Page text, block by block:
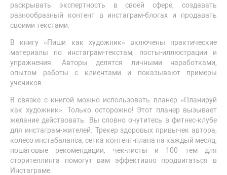
раскрывать экспертность в своей сфере, создавать
разнообразный контент в инстаграм-блогах и продавать
своими текстами.
В книгу «Пиши как художник» включены практические
материалы по инстаграм-текстам, посты-иллюстрации и
упражнения. Авторы делятся личными наработками,
опытом работы с клиентами и показывают примеры
учеников.
В связке с книгой можно использовать планер «Планируй
как художник». Только осторожно! Этот планер вызывает
желание действовать. Вы словно очутитесь в фитнес-клубе
для инстаграм-жителей. Трекер здоровых привычек автора,
колесо инстабаланса, сетка контент-плана на каждый месяц,
пошаговые рекомендации, чек-листы и 100 тем для
сторителлинга помогут вам эффективно продвигаться в
Инстаграме.